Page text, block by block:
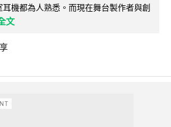
機都為人熟悉。而現在舞台製作者與創
文